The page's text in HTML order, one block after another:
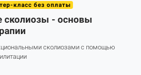
класс без оплаты
- основы
сколиозами с помощью